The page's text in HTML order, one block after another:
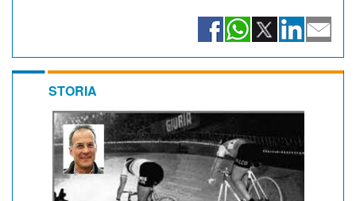
STORIA